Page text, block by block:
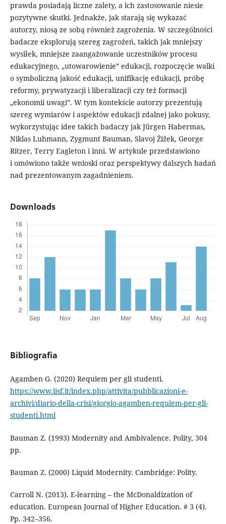
prawda posiadają liczne zalety, a ich zastosowanie niesie
pozytywne skutki. Jednakże, jak starają się wykazać
autorzy, niosą ze sobą również zagrożenia. W szczególności
badacze eksplorują szereg zagrożeń, takich jak mniejszy
wysiłek, mniejsze zaangażowanie uczestników procesu
edukacyjnego, „utowarowienie” edukacji, rozpoczęcie walki
o symboliczną jakość edukacji, unifikację edukacji, próbę
reformy, prywatyzacji i liberalizacji czy też formacji
„ekonomii uwagi”. W tym kontekście autorzy prezentują
szereg wymiarów i aspektów edukacji zdalnej jako pokusy,
wykorzystując idee takich badaczy jak Jürgen Habermas,
Niklas Luhmann, Zygmunt Bauman, Slavoj Žižek, George
Ritzer, Terry Eagleton i inni. W artykule przedstawiono
i omówiono także wnioski oraz perspektywy dalszych badań
nad prezentowanym zagadnieniem.
Downloads
Bibliografia
Agamben G. (2020) Requiem per gli studenti.
https://www.iisf.it/index.php/attivita/pubblicazioni-e-
archivi/diario-della-crisi/giorgio-agamben-requiem-per-gli-
studenti.html
Bauman Z. (1993) Modernity and Ambivalence. Polity, 304
pp.
Bauman Z. (2000) Liquid Modernity. Cambridge: Polity.
Carroll N. (2013). E-learning – the McDonaldization of
education. European Journal of Higher Education. # 3 (4).
Pp. 342–356.